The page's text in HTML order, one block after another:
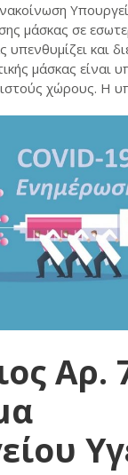
μάσκας σε
και
μάσκας είναι
χώρους. Η
Αρ.